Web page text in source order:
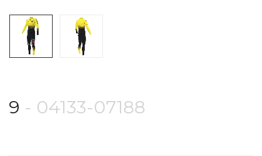
9 - 04133-07188